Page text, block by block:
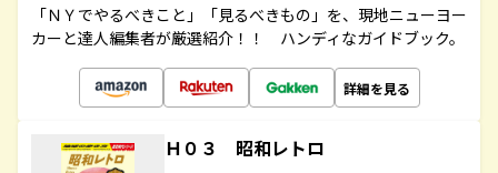
「ＮＹでやるべきこと」「見るべきもの」を、現地ニューヨー
カーと達人編集者が厳選紹介！！ ハンディなガイドブック。
詳細を見る
Ｈ０３ 昭和レトロ